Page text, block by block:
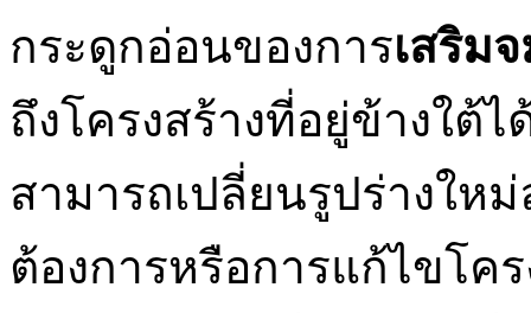
กระดูกอ่อนของการเสริม
ถึงโครงสร้างที่อยู่ข้างใต้
สามารถเปลี่ยนรูปร่างให
ต้องการหรือการแก้ไขโค